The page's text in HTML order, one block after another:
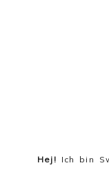
Hej! Ich bin